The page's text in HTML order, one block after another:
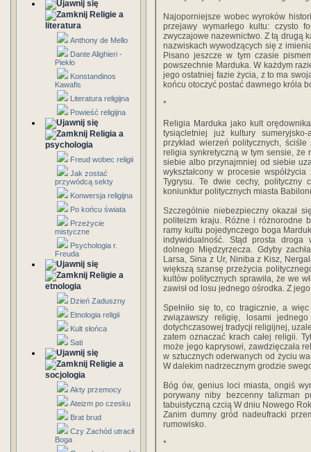
Religie a
literatura
Anthony de Mello
Dante Alighieri -
Piekło
Konstandinos
Kawafis
Literatura religijna
Powieść religijna
Religia a
psychologia
Freud wobec religii
Jak zostać
przywódcą sekty
Konwersja religijna
Po końcu świata
Przeżycie
mistyczne
Psychologia r.
Freuda
Religie a
etnologia
Dzień Zaduszny
Etnologia religii
Kult słońca
Sati
Religie a
socjologia
Akty przemocy
Ateizm po czesku
Brat brud
Czy Zachód utracił
Boga
Najoporniejsze wobec wyroków
przejawy wymarłego kultu: czysto
zwyczajowe nazewnictwo. Z tą drugą
nazwiskach wywodzących się z
Pisano jeszcze w tym czasie
powszechnie Marduka. W każdym
jego ostatniej fazie życia, z to ma
końcu otoczyć postać dawnego króla
*
Religia Marduka jako kult
tysiącletniej już kultury
przykład wierzeń politycznych,
religia synkretyczną w tym sensie, że
siebie albo przynajmniej od siebie
wykształcony w procesie
Tygrysu. Te dwie cechy, polityczny
koniunktur politycznych miasta
Szczególnie niebezpieczny okazał
politeizm kraju. Różne i różnorodne
ramy kultu pojedynczego boga
indywidualność. Stąd prosta droga
dolnego Międzyrzecza. Gdyby
Larsa, Sina z Ur, Niniba z Kisz,
większą szansę przeżycia
kultów politycznych sprawiła, że we
zawisł od losu jednego ośrodka. Z
Spełniło się to, co tragicznie, a
związawszy religię, losami
dotychczasowej tradycji religijnej,
zatem oznaczać krach całej religii.
może jego kaprysowi, zawdzięczała
w sztucznych oderwanych od życiu
W dalekim nadrzecznym grodzie
Bóg ów, genius loci miasta, ongiś
porywany niby bezcenny talizman
tabuistyczną czcią W dniu Nowego
Zanim dumny gród nadeufracki
rumowisko.
*